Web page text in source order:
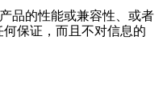
品的性能或兼容性、或者
保证，而且不对信息的